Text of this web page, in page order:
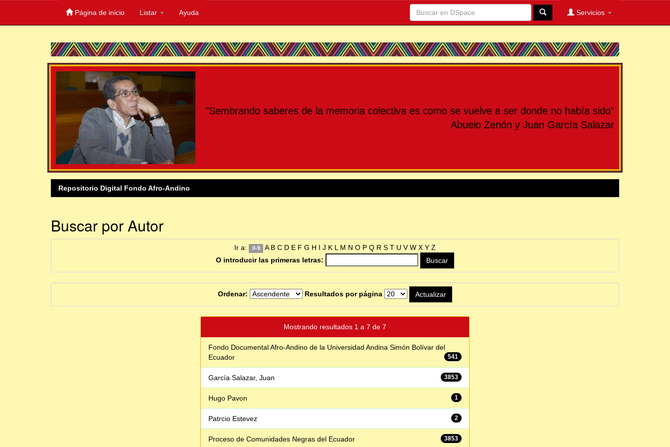
Página de inicio Listar Ayuda Servicios
"Sembrando saberes de la memoria colectiva es como se vuelve a ser donde no había sido"
Abuelo Zenón y Juan García Salazar
Repositorio Digital Fondo Afro-Andino
Buscar por Autor
Ir a: 0-9 A B C D E F G H I J K L M N O P Q R S T U V W X Y Z
O introducir las primeras letras:
Ordenar: Resultados por página
Mostrando resultados 1 a 7 de 7
Fondo Documental Afro-Andino de la Universidad Andina Simón Bolívar del
Ecuador
541
García Salazar, Juan 3853
Hugo Pavon 1
Patrcio Estevez 2
Proceso de Comunidades Negras del Ecuador 3853